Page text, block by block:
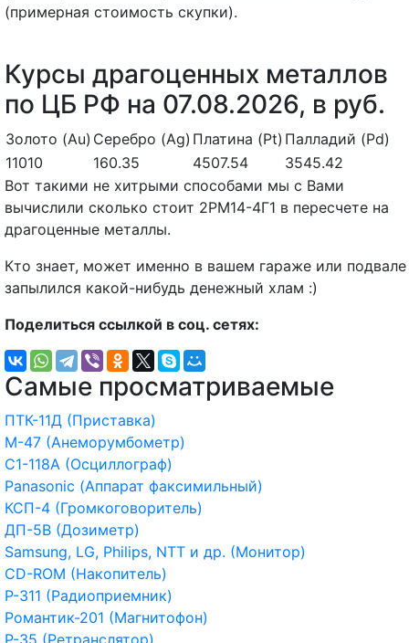
(примерная стоимость скупки).
Курсы драгоценных металлов
по ЦБ РФ на 07.08.2026, в руб.
Золото (Au) Серебро (Ag) Платина (Pt) Палладий (Pd)
11010
160.35 4507.54
3545.42
Вот такими не хитрыми способами мы с Вами
вычислили сколько стоит 2РМ14-4Г1 в пересчете на
драгоценные металлы.
Кто знает, может именно в вашем гараже или подвале
запылился какой-нибудь денежный хлам :)
Поделиться ссылкой в соц. сетях:
Самые просматриваемые
ПТК-11Д (Приставка)
М-47 (Анеморумбометр)
С1-118А (Осциллограф)
Panasonic (Аппарат факсимильный)
КСП-4 (Громкоговоритель)
ДП-5В (Дозиметр)
Samsung, LG, Philips, NTT и др. (Монитор)
CD-ROM (Накопитель)
Р-311 (Радиоприемник)
Романтик-201 (Магнитофон)
Р-35 (Ретранслятор)